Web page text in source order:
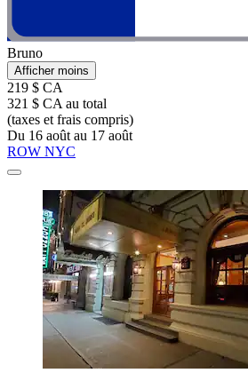
Bruno
Afficher moins
219 $ CA
321 $ CA au total
(taxes et frais compris)
Du 16 août au 17 août
ROW NYC